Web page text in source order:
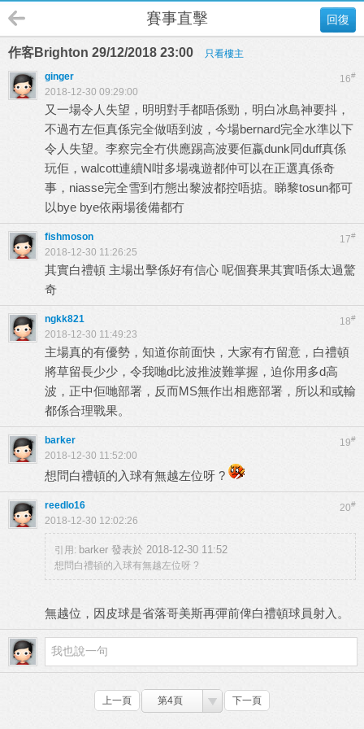
回復
賽事直擊
作客Brighton 29/12/2018 23:00 只看樓主
16#
ginger
2018-12-30 09:29:00
又一場令人失望，明明對手都唔係勁，明白冰島神要抖，
不過冇左佢真係完全做唔到波，今場bernard完全水準以下
令人失望。李察完全冇供應踢高波要佢嬴dunk同duff真係
玩佢，walcott連續N咁多場魂遊都仲可以在正選真係奇
事，niasse完全雪到冇態出黎波都控唔掂。睇黎tosun都可
以bye bye依兩場後備都冇
17#
fishmoson
2018-12-30 11:26:25
其實白禮頓 主場出擊係好有信心 呢個賽果其實唔係太過驚
奇
18#
ngkk821
2018-12-30 11:49:23
主場真的有優勢，知道你前面快，大家有冇留意，白禮頓
將草留長少少，令我哋d比波推波難掌握，迫你用多d高
波，正中佢哋部署，反而MS無作出相應部署，所以和或輸
都係合理戰果。
19#
barker
2018-12-30 11:52:00
想問白禮頓的入球有無越左位呀 ?
20#
reedlo16
2018-12-30 12:02:26
引用: barker 發表於 2018-12-30 11:52
想問白禮頓的入球有無越左位呀 ?
無越位，因皮球是省落哥美斯再彈前俾白禮頓球員射入。
上一頁 第4頁 下一頁